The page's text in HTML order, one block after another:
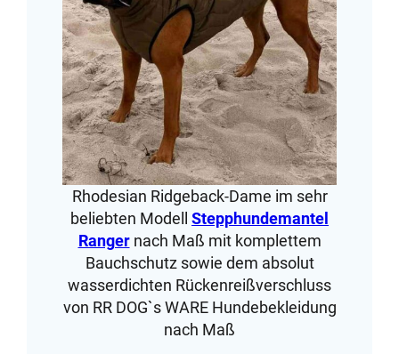
Rhodesian Ridgeback-Dame im sehr
beliebten Modell Stepphundemantel
Rangernach Maß mit komplettem
Bauchschutz sowie dem absolut
wasserdichten Rückenreißverschluss
von RR DOG`s WARE Hundebekleidung
nach Maß